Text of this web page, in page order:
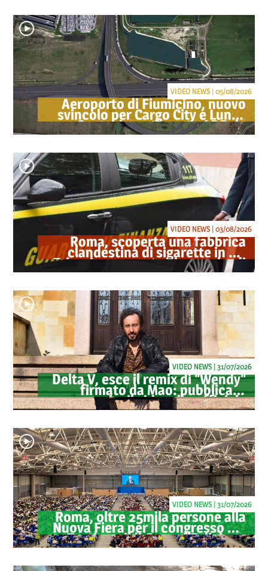
Aeroporto di Fiumicino, nuovo
svincolo per Cargo City e Lunga
Sosta: investimento ADR da
oltre 40 milioni
VIDEO NEWS | 05/08/2026
Roma, scoperta una fabbrica
clandestina di sigarette in via
Trigoria: sequestrati 1.350 kg di
tabacco
VIDEO NEWS | 03/08/2026
Delta V, esce il remix di "Wendy"
firmato da Mao: pubblicato
anche il videoclip ufficiale
VIDEO NEWS | 31/07/2026
Roma, oltre 25mila persone alla
Nuova Fiera per il congresso dei
Testimoni di Geova "Felici per
sempre"
VIDEO NEWS | 31/07/2026